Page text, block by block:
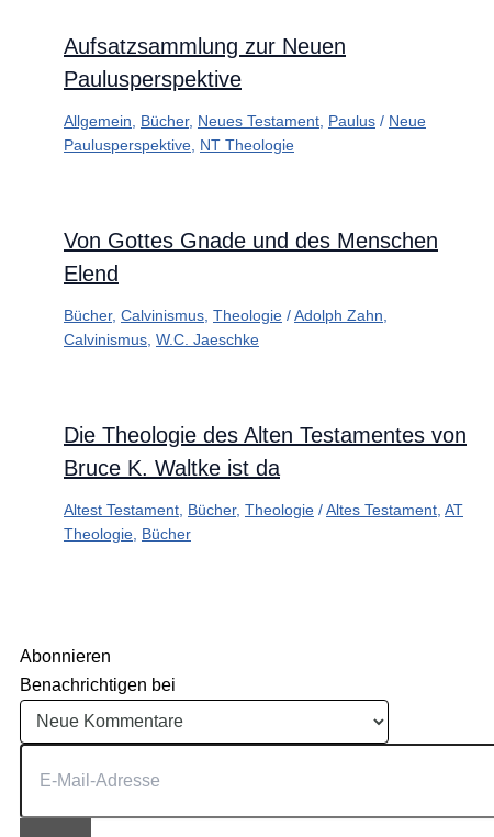
Aufsatzsammlung zur Neuen
Paulusperspektive
Allgemein Bücher, Neues Testament Paulus / Neue
Paulusperspektive NT Theologie
Von Gottes Gnade und des Menschen
Elend
Bücher, Calvinismus Theologie /Adolph Zahn
Calvinismus W.C. Jaeschke
Die Theologie des Alten Testamentes von
Bruce K. Waltke ist da
Altest Testament Bücher, Theologie /Altes Testament AT
Theologie Bücher
Abonnieren
Benachrichtigen bei